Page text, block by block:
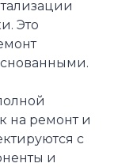
Это
на ремонт и
с
и